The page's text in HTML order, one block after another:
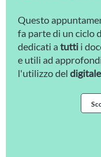
Questo
fa parte di un ciclo
dedicati a tutti i
e utili ad
l'utilizzo del digitale